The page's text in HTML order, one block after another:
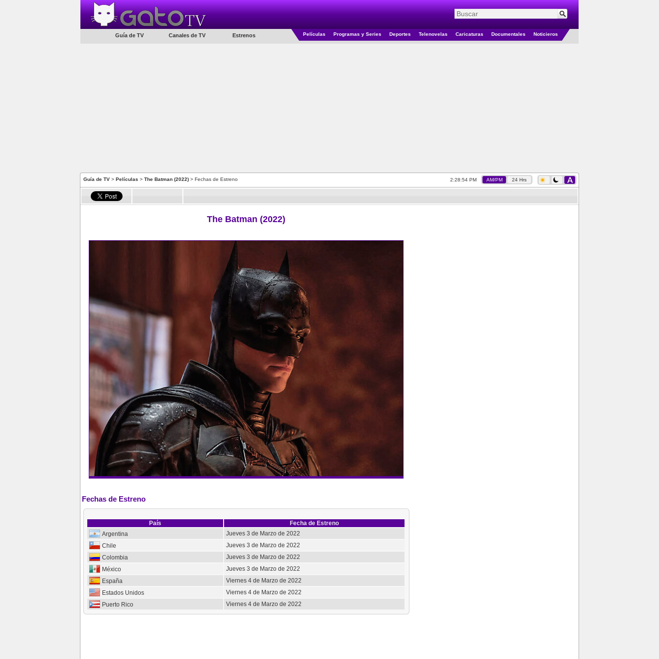
Guía de TV Canales de TV Estrenos Películas Programas y Series Deportes Telenovelas Caricaturas Documentales Noticieros
Guía de TV > Películas > The Batman (2022) > Fechas de Estreno 2:28:55 PM AM/PM 24 Hrs
The Batman (2022)
Fechas de Estreno
País
Fecha de Estreno
Argentina
Jueves 3 de Marzo de 2022
Chile
Jueves 3 de Marzo de 2022
Colombia
Jueves 3 de Marzo de 2022
México
Jueves 3 de Marzo de 2022
España
Viernes 4 de Marzo de 2022
Estados Unidos
Viernes 4 de Marzo de 2022
Puerto Rico
Viernes 4 de Marzo de 2022